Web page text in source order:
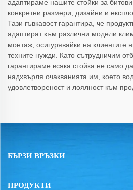
адаптираме нашите стойки за
конкретни размери, дизайни и
Тази гъвкавост гарантира, че
адаптират към различни модели
монтаж, осигурявайки на клиентите
техните нужди. Като сътрудничим
гарантираме всяка стойка не само
надхвърля очакванията им, което
удовлетвореност и лоялност към
БЪРЗИ ВРЪЗКИ
ПРОДУКТИ